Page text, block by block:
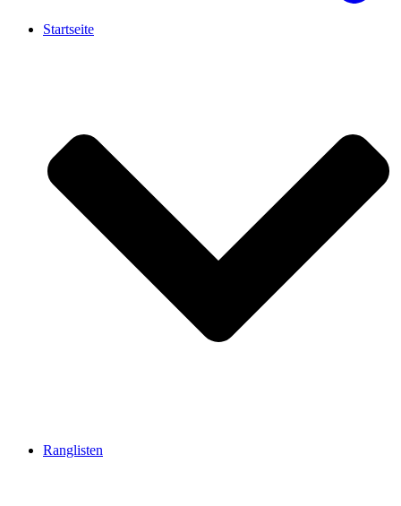
Startseite
Ranglisten